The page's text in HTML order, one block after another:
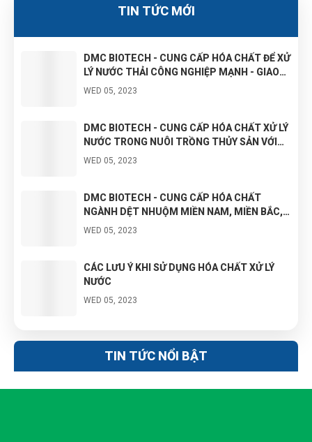
KHÔNG?
KHÁC
là một trong
rộng rãi và
được đánh giá
cao bởi tính
trọng. Để đáp
ứng nhu cầu
TIN TỨC MỚI
DMC BIOTECH - CUNG CẤP HÓA CHẤT ĐỂ XỬ
LÝ NƯỚC THẢI CÔNG NGHIỆP MẠNH - GIAO
HÀNG TẬN NƠI
WED 05, 2023
DMC BIOTECH - CUNG CẤP HÓA CHẤT XỬ LÝ
NƯỚC TRONG NUÔI TRỒNG THỦY SẢN VỚI
GIÁ TỐT NHẤT THỊ TRƯỜNG
WED 05, 2023
DMC BIOTECH - CUNG CẤP HÓA CHẤT
NGÀNH DỆT NHUỘM MIỀN NAM, MIỀN BẮC,
MIỀN TRUNG, MIỀN TÂY
WED 05, 2023
CÁC LƯU Ý KHI SỬ DỤNG HÓA CHẤT XỬ LÝ
NƯỚC
WED 05, 2023
NGHIỆP NHƯNG KHÔNG BIẾT NHẬP HÀNG
WED 05, 2023
TIN TỨC NỔI BẬT